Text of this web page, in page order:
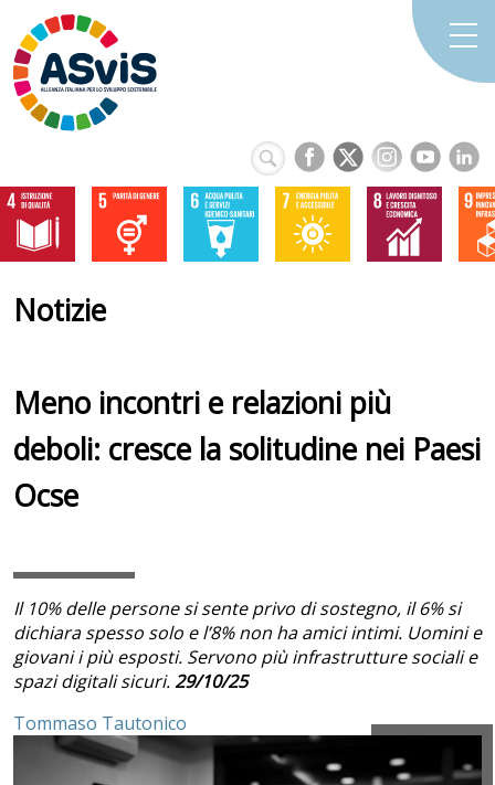
Notizie
Meno incontri e relazioni più
deboli: cresce la solitudine nei Paesi
Ocse
Il 10% delle persone si sente privo di sostegno, il 6% si
dichiara spesso solo e l’8% non ha amici intimi. Uomini e
giovani i più esposti. Servono più infrastrutture sociali e
spazi digitali sicuri.29/10/25
Tommaso Tautonico